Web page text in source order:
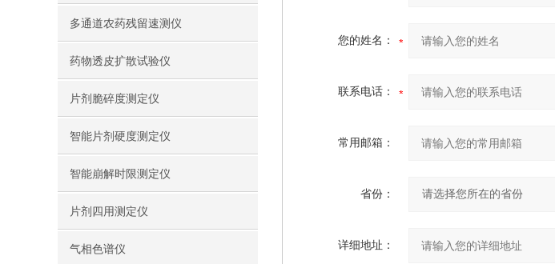
多通道农药残留速测仪
药物透皮扩散试验仪
片剂脆碎度测定仪
智能片剂硬度测定仪
智能崩解时限测定仪
片剂四用测定仪
气相色谱仪
您的姓名：
联系电话：
常用邮箱：
省份：
详细地址：